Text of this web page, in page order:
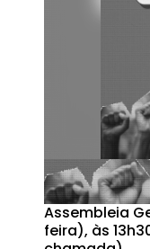
Transmissão
06